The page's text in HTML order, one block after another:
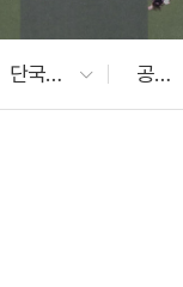
단국대 소식 공지사항